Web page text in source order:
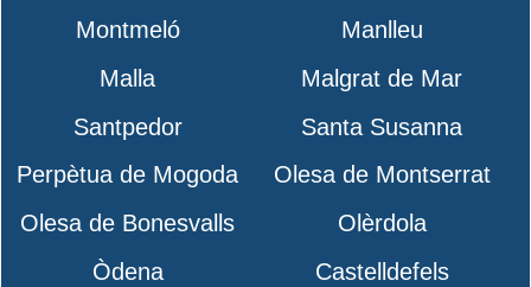
Montmeló
Manlleu
Malla
Malgrat de Mar
Santpedor
Santa Susanna
Perpètua de Mogoda
Olesa de Montserrat
Olesa de Bonesvalls
Olèrdola
Òdena
Castelldefels